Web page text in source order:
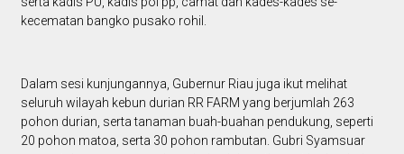
kecematan bangko pusako rohil.
Dalam sesi kunjungannya, Gubernur Riau juga ikut melihat
seluruh wilayah kebun durian RR FARM yang berjumlah 263
pohon durian, serta tanaman buah-buahan pendukung, seperti
20 pohon matoa, serta 30 pohon rambutan. Gubri Syamsuar